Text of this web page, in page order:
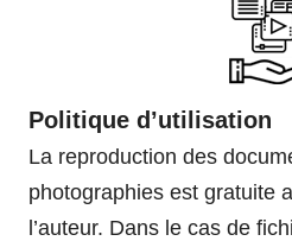
Politique d’utilisation
La reproduction des
photographies est gratuite
l’auteur. Dans le cas de